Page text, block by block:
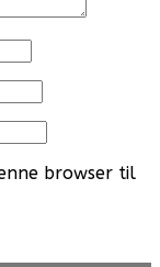
browser til